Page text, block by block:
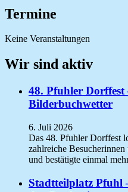
Termine
Keine Veranstaltungen
Wir sind aktiv
48. Pfuhler
Bilderbuchwetter
6. Juli 2026
Das 48. Pfuhler Dorffest
zahlreiche
und bestätigte einmal
Stadtteilplatz Pfuhl